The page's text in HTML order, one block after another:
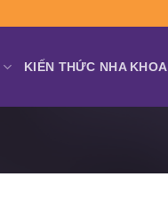
KIẾN THỨC NHA KHOA